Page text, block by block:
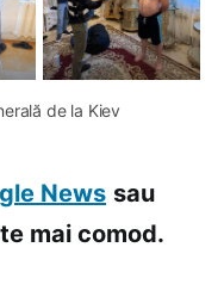
de la Kiev
News sau
mai comod.